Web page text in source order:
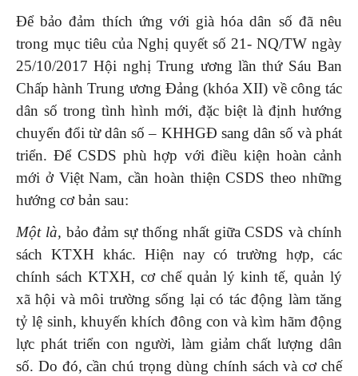
Để bảo đảm thích ứng với già hóa dân số đã nêu
trong mục tiêu của Nghị quyết số 21- NQ/TW ngày
25/10/2017 Hội nghị Trung ương lần thứ Sáu Ban
Chấp hành Trung ương Đảng (khóa XII) về công tác
dân số trong tình hình mới, đặc biệt là định hướng
chuyển đổi từ dân số – KHHGĐ sang dân số và phát
triển. Để CSDS phù hợp với điều kiện hoàn cảnh
mới ở Việt Nam, cần hoàn thiện CSDS theo những
hướng cơ bản sau:
Một là, bảo đảm sự thống nhất giữa CSDS và chính
sách KTXH khác. Hiện nay có trường hợp, các
chính sách KTXH, cơ chế quản lý kinh tế, quản lý
xã hội và môi trường sống lại có tác động làm tăng
tỷ lệ sinh, khuyến khích đông con và kìm hãm động
lực phát triển con người, làm giảm chất lượng dân
số. Do đó, cần chú trọng dùng chính sách và cơ chế